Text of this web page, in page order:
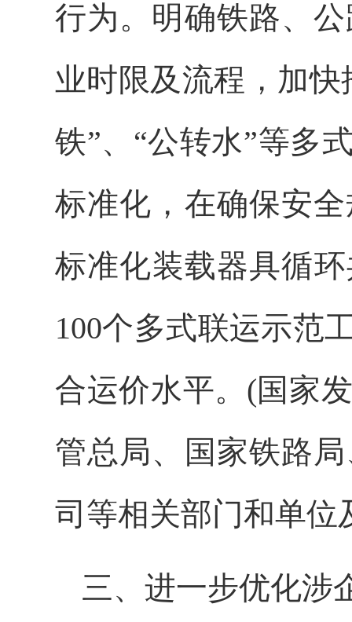
行为。明确铁路、
业时限及流程，加
铁”、“公转水”等多
标准化，在确保安
标准化装载器具循
100个多式联运示范
合运价水平。(国家
管总局、国家铁路
司等相关部门和单位
三、进一步优化涉